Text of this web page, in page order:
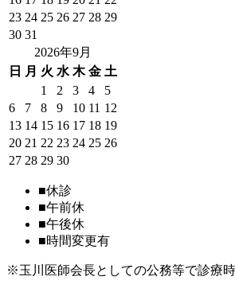
23 24 25 26 27 28 29
30 31
2026年9月
日
月 火 水 木 金 土
1
2 3 4
5
6
7 8 9 10 11 12
13 14 15 16 17 18 19
20 21 22 23 24 25 26
27 28 29 30
■休診
■午前休
■午後休
■時間変更有
※玉川医師会長としての公務等で診療